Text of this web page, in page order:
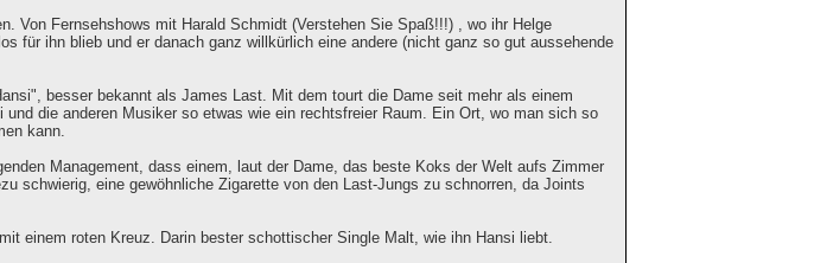
Von Fernsehshows mit Harald Schmidt (Verstehen Sie Spaß!!!) , wo ihr Helge
für ihn blieb und er danach ganz willkürlich eine andere (nicht ganz so gut aussehende
besser bekannt als James Last. Mit dem tourt die Dame seit mehr als einem
die anderen Musiker so etwas wie ein rechtsfreier Raum. Ein Ort, wo man sich so
kann.
Management, dass einem, laut der Dame, das beste Koks der Welt aufs Zimmer
schwierig, eine gewöhnliche Zigarette von den Last-Jungs zu schnorren, da Joints
einem roten Kreuz. Darin bester schottischer Single Malt, wie ihn Hansi liebt.